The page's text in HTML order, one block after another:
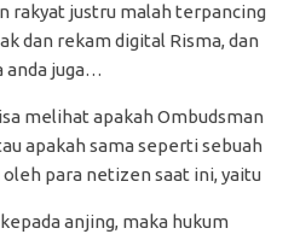
rakyat justru malah terpancing
dan rekam digital Risma, dan
anda juga…
melihat apakah Ombudsman
apakah sama seperti sebuah
oleh para netizen saat ini, yaitu
anjing, maka hukum